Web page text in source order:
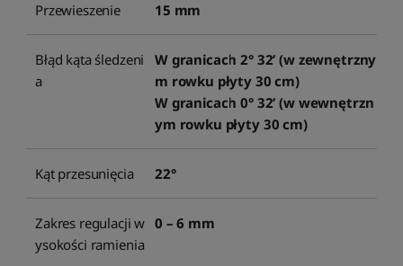
Przewieszenie 15 mm
Błąd kąta śledzeni
a
W granicach 2° 32’ (w zewnętrzny
m rowku płyty 30 cm)
W granicach 0° 32’ (w wewnętrzn
ym rowku płyty 30 cm)
Kąt przesunięcia 22°
Zakres regulacji w
ysokości ramienia
0 – 6 mm